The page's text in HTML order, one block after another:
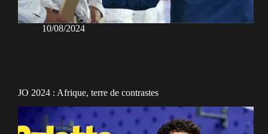
10/08/2024
JO 2024 : Afrique, terre de contrastes